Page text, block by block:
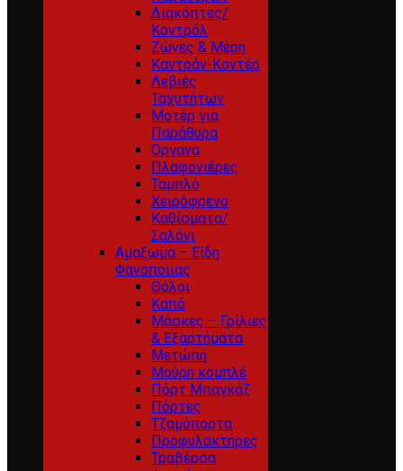
Διακόπτες/
Κοντρόλ
Ζώνες & Μέρη
Καντράν-Κοντέρ
Λεβιές
Ταχυτήτων
Μοτέρ για
Παράθυρα
Οργανα
Πλαφονιέρες
Ταμπλό
Χειρόφρενο
Καθίσματα/
Σαλόνι
Αμαξωμα – Είδη
Φανοποιιας
Θόλοι
Καπό
Μάσκες – Γρίλιες
& Εξαρτήματα
Μετώπη
Μούρη κομπλέ
Πόρτ Μπαγκάζ
Πόρτες
Τζαμόπορτα
Προφυλακτήρες
Τραβέρσα